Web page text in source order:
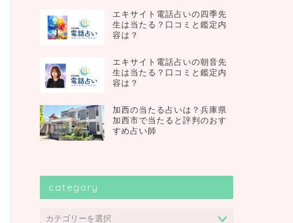
エキサイト電話占いの四季先
生は当たる？口コミと鑑定内
容は？
エキサイト電話占いの朝音先
生は当たる？口コミと鑑定内
容は？
加西の当たる占いは？兵庫県
加西市で当たると評判のおす
すめ占い師
category